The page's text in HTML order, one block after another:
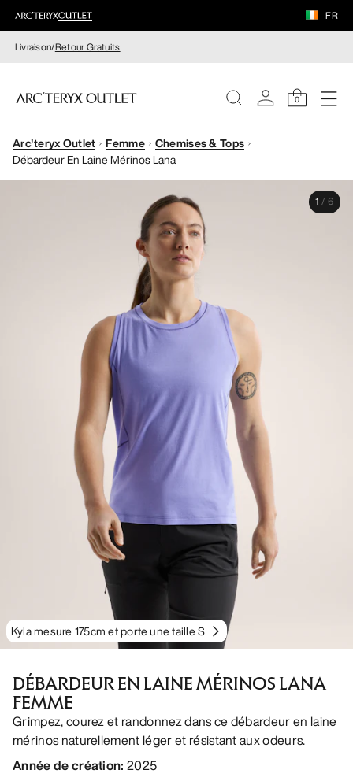
FR
Livraison/Retour Gratuits
0
FEMME
Arc'teryx Outlet Femme
Chemises & Tops
Débardeur En Laine Mérinos Lana
Kyla mesure 175cm et porte une taille S
1 / 6
DÉBARDEUR EN LAINE MÉRINOS LANA
FEMME
Grimpez, courez et randonnez dans ce débardeur en laine
mérinos naturellement léger et résistant aux odeurs.
Année de création: 2025